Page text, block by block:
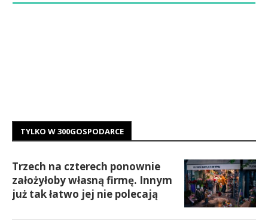
TYLKO W 300GOSPODARCE
Trzech na czterech ponownie
założyłoby własną firmę. Innym
już tak łatwo jej nie polecają